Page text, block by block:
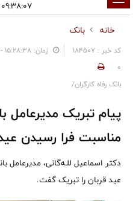
وضعیت
ناوبری
۰۹:۳۸:۰۷ ۱۴۰۵/۰۵/۱۶
خانه
بانک
کد خبر : 184507 زمان: ۱۵:۲۸:۳۸ - تاریخ: ۱۴۰۵/۰۳/۰۵
0
بانک رفاه کارگران/
پیام تبریک مدیرعامل
مناسبت فرا رسیدن
دکتر اسماعیل للـه‌گانی، مدیرعامل
عید قربان را تبریک گفت.